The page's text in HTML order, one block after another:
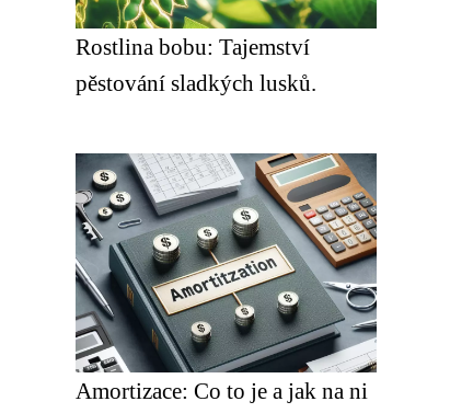
Rostlina bobu: Tajemství
pěstování sladkých lusků.
Amortizace: Co to je a jak na ni